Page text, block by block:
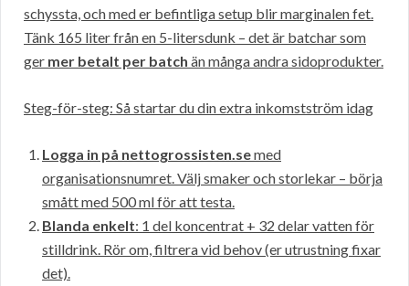
schyssta, och med er befintliga setup blir marginalen fet.
Tänk 165 liter från en 5-litersdunk – det är batchar som
ger mer betalt per batch än många andra sidoprodukter.
Steg-för-steg: Så startar du din extra inkomstström idag
Logga in på nettogrossisten.semed
organisationsnumret. Välj smaker och storlekar – börja
smått med 500 ml för att testa.
Blanda enkelt: 1 del koncentrat + 32 delar vatten för
stilldrink. Rör om, filtrera vid behov (er utrustning fixar
det).